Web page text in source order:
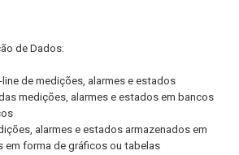
de Dados:
de medições, alarmes e estados
medições, alarmes e estados em bancos
alarmes e estados armazenados em
em forma de gráficos ou tabelas